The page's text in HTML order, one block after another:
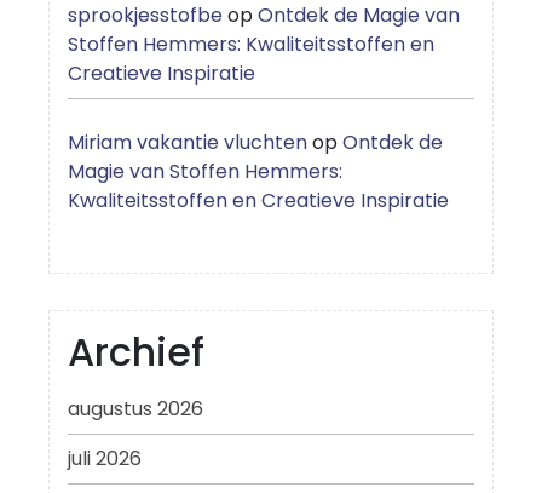
sprookjesstofbeopOntdek de Magie van
Stoffen Hemmers: Kwaliteitsstoffen en
Creatieve Inspiratie
Miriam vakantie vluchtenopOntdek de
Magie van Stoffen Hemmers:
Kwaliteitsstoffen en Creatieve Inspiratie
Archief
augustus 2026
juli 2026